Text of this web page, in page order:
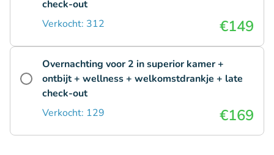
check-out
Verkocht: 312
€149
Overnachting voor 2 in superior kamer +
ontbijt + wellness + welkomstdrankje + late
check-out
Verkocht: 129
€169